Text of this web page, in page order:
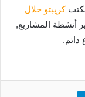
كريبتو حلال
أنشطة المشاريع,
دائم.
تيلقرام